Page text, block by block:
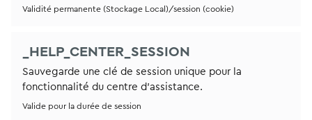
Validité permanente (Stockage Local)/session (cookie)
_HELP_CENTER_SESSION
Sauvegarde une clé de session unique pour la
fonctionnalité du centre d’assistance.
Valide pour la durée de session